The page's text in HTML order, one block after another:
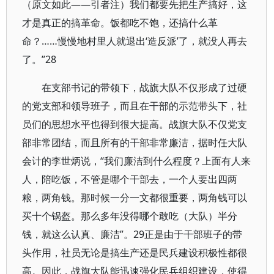
（原文如此——引者注）我们都要先把生产搞好，这
才是真正的搞革命。饭都吃不饱，还搞什么革
命？……慢慢地村里人就退出‘造反派’了，就没人再去
了。”28
在支部书记的带领下，战旗大队不仅形成了过硬
的党支部和领导班子，而且在干部的示范带头下，社
员们的思想水平也得到很大提高。战旗大队不仅党支
部非常团结，而且所有的干部非常廉洁，据时任大队
会计的李世炳说，“我们廉洁到什么程度？上面有人来
人，陪吃饭，不管是哪个干部去，一个人要出四两
粮，两角钱。那时候一分一文都很重要，两角钱可以
买十个锅盔。那么多年没得哪个敢吃（大队）半分
钱，就这么认真、廉洁”。29正是由于干部班子的带
头作用，社员无论是搞生产还是民兵建设积极性都很
高。因此，战旗大队能迅速强化民兵组织建设，使得